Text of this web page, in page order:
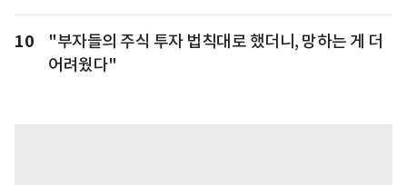
10
"부자들의 주식 투자 법칙대로 했더니, 망하는 게 더
어려웠다"